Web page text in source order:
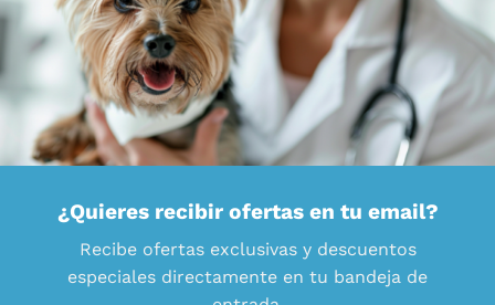
¿Quieres recibir ofertas en tu email?
Recibe ofertas exclusivas y descuentos
especiales directamente en tu bandeja de